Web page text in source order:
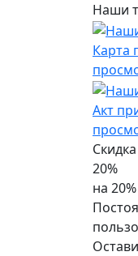
Наши
Карта
Акт
20%
на